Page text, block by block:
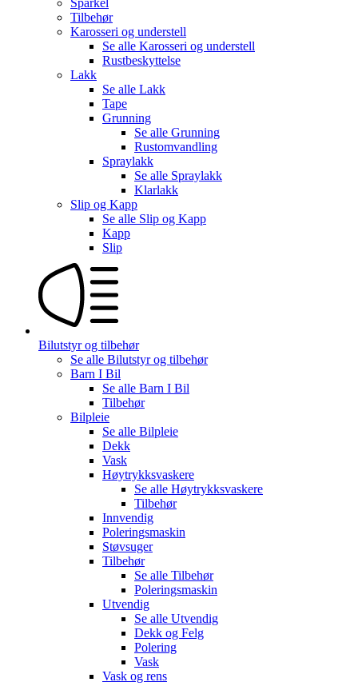
Tilbehør
Karosseri og understell
Se alle Karosseri og understell
Rustbeskyttelse
Lakk
Se alle Lakk
Tape
Grunning
Se alle Grunning
Rustomvandling
Spraylakk
Se alle Spraylakk
Klarlakk
Slip og Kapp
Se alle Slip og Kapp
Kapp
Slip
Bilutstyr og tilbehør
Se alle Bilutstyr og tilbehør
Barn I Bil
Se alle Barn I Bil
Tilbehør
Bilpleie
Se alle Bilpleie
Dekk
Vask
Høytrykksvaskere
Se alle Høytrykksvaskere
Tilbehør
Innvendig
Poleringsmaskin
Støvsuger
Tilbehør
Se alle Tilbehør
Poleringsmaskin
Utvendig
Se alle Utvendig
Dekk og Felg
Polering
Vask
Vask og rens